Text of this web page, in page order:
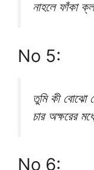
নাহলে ফাঁকা
No 5:
তুমি কী বোঝো
চার অক্ষরের
No 6: